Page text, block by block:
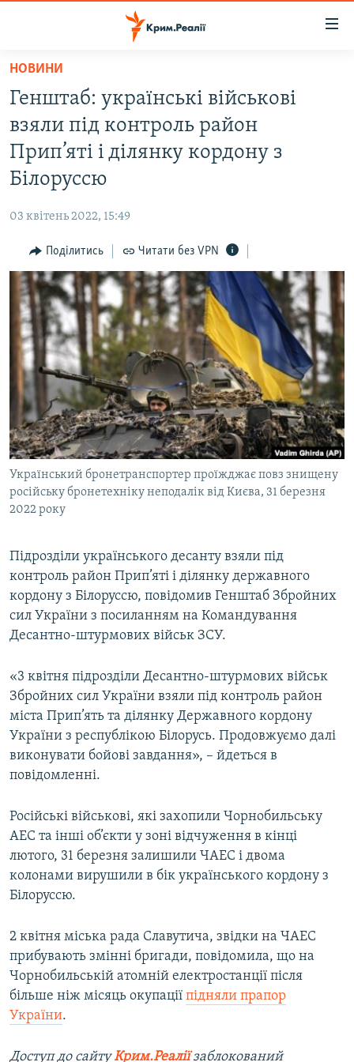
Перейти
основного
матеріалу
Перейти
до
основної
Перейти
пошуку
ВІДЕО ТА ФОТО
ПОЛІТИКА
ІНТЕРВ'Ю
ВСЕ ЗА ДЕНЬ
СПЕЦПРОЕКТИ
ДЕПОРТАЦІЯ
ВІДЕОУРОКИ «ELIFBE»
СВІДЧЕННЯ ОКУПАЦІЇ
УКРАЇНСЬКА ПРОБЛЕМА КРИМУ
ІНФОГРАФІКА
ЯК ОБІЙТИ БЛОКУВАННЯ
Русский
Qırımtatar
ДОЛУЧАЙСЯ!
НОВИНИ
Генштаб: українські військові
взяли під контроль район
Прип’яті і ділянку кордону з
Білоруссю
03 квітень 2022, 15:49
Поділитись Читати без VPN
Український бронетранспортер проїжджає повз знищену
російську бронетехніку неподалік від Києва, 31 березня
2022 року
Підрозділи українського десанту взяли під
контроль район Прип’яті і ділянку державного
кордону з Білоруссю, повідомив Генштаб Збройних
сил України з посиланням на Командування
Десантно-штурмових військ ЗСУ.
«3 квітня підрозділи Десантно-штурмових військ
Збройних сил України взяли під контроль район
міста Прип’ять та ділянку Державного кордону
України з республікою Білорусь. Продовжуємо далі
виконувати бойові завдання», – йдеться в
повідомленні.
Російські військові, які захопили Чорнобильську
АЕС та інші об’єкти у зоні відчуження в кінці
лютого, 31 березня залишили ЧАЕС і двома
колонами вирушили в бік українського кордону з
Білоруссю.
2 квітня міська рада Славутича, звідки на ЧАЕС
прибувають змінні бригади, повідомила, що на
Чорнобильській атомній електростанції після
більше ніж місяць окупації підняли прапор
України.
Доступ до сайтуКрим.Реаліїзаблокований